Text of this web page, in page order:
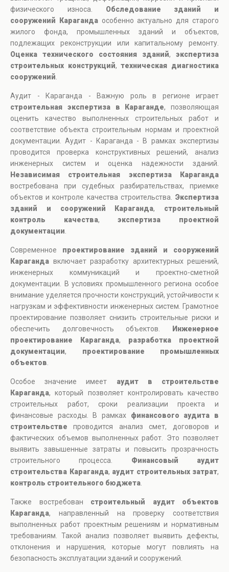
физического износа. Обследование зданий и
сооружений Карагандаособенно актуально для старого
жилого фонда, промышленных зданий и объектов,
подлежащих реконструкции или капитальному ремонту.
Оценка технического состояния зданий, экспертиза
строительных конструкций,техническая диагностика
сооружений
Аудит - Караганда - Важную роль в регионе играет
строительная экспертиза в Караганде, позволяющая
оценить качество выполненных строительных работ и
соответствие объекта строительным нормам и проектной
документации. Аудит - Караганда - В рамках экспертизы
проводится проверка конструктивных решений, анализ
инженерных систем и оценка надежности зданий.
Независимая строительная экспертиза Караганда
востребована при судебных разбирательствах, приемке
объектов и контроле качества строительства. Экспертиза
зданий и сооружений Караганда, строительный
контроль качества,экспертиза проектной
документации
Современное проектирование зданий и сооружений
Караганда включает разработку архитектурных решений,
инженерных коммуникаций и проектно-сметной
документации. В условиях промышленного региона особое
внимание уделяется прочности конструкций, устойчивости к
нагрузкам и эффективности инженерных систем. Грамотное
проектирование позволяет снизить строительные риски и
обеспечить долговечность объектов.
Инженерное
проектирование Караганда, разработка проектной
документации, проектирование промышленных
объектов
Особое значение имеет аудит в строительстве
Караганда, который позволяет контролировать качество
строительных работ, сроки реализации проекта и
финансовые расходы. В рамках финансового аудита в
строительстве проводится анализ смет, договоров и
фактических объемов выполненных работ. Это позволяет
выявить завышенные затраты и повысить прозрачность
строительного процесса. Финансовый аудит
строительства Караганда, аудит строительных затрат,
контроль строительного бюджета
Также востребован строительный аудит объектов
Караганда, направленный на проверку соответствия
выполненных работ проектным решениям и нормативным
требованиям. Такой анализ позволяет выявить дефекты,
отклонения и нарушения, которые могут повлиять на
безопасность эксплуатации зданий и сооружений.